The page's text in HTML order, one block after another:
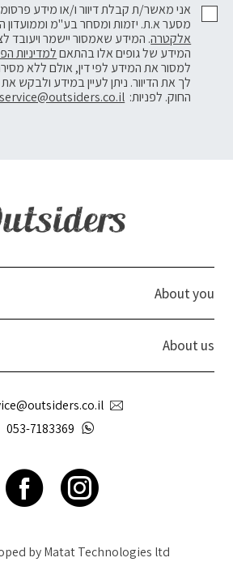
אני מאשר/ת קבלת דיוור ו/או מידע
מסער א.ת. יזמות ומסחר בע"מ וממועדון
אלקטרה. המידע שאמסור יישמר ויעובד
המידע של גופים אלו בהתאםלמדיניות
למסור את המידע לפי דין, אולם ללא
לך את הדיוור. ניתן לעיין במידע ולבקש
החוק. לפניות: service@outsiders.co.il
About you
About us
053-7183369
by Matat Technologies ltd